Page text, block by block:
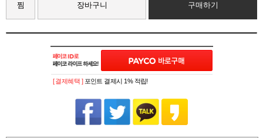
찜 장바구니 구매하기
[ 결제혜택 ] 포인트 결제시 1% 적립!